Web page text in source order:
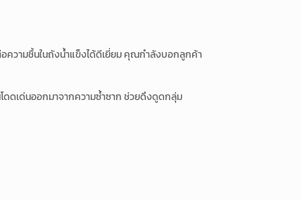
ความชื้นในถังน้ำแข็งได้ดีเยี่ยม คุณกำลังบอกลูกค้า
ดเด่นออกมาจากความซ้ำซาก ช่วยดึงดูดกลุ่ม